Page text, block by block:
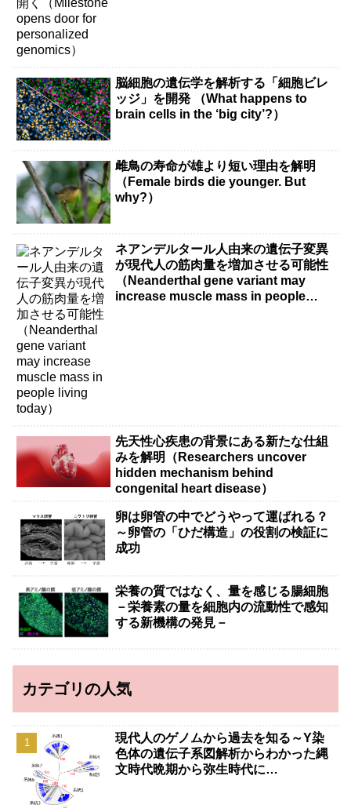
脳細胞の遺伝学を解析する「細胞ビレ
ッジ」を開発 （What happens to
brain cells in the ‘big city’?）
雌鳥の寿命が雄より短い理由を解明
（Female birds die younger. But
why?）
ネアンデルタール人由来の遺伝子変異
が現代人の筋肉量を増加させる可能性
（Neanderthal gene variant may
increase muscle mass in people
先天性心疾患の背景にある新たな仕組
みを解明（Researchers uncover
hidden mechanism behind
congenital heart disease）
卵は卵管の中でどうやって運ばれる？
～卵管の「ひだ構造」の役割の検証に
成功
栄養の質ではなく、量を感じる腸細胞
－栄養素の量を細胞内の流動性で感知
する新機構の発見－
カテゴリの人気
現代人のゲノムから過去を知る～Y染
色体の遺伝子系図解析からわかった縄
文時代晩期から弥生時代に…